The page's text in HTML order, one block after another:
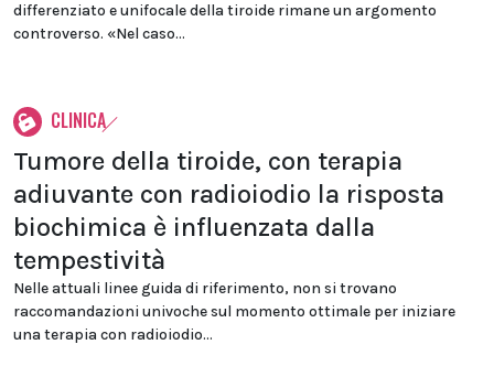
differenziato e unifocale della tiroide rimane un argomento
controverso. «Nel caso...
CLINICA
Tumore della tiroide, con terapia
adiuvante con radioiodio la risposta
biochimica è influenzata dalla
tempestività
Nelle attuali linee guida di riferimento, non si trovano
raccomandazioni univoche sul momento ottimale per iniziare
una terapia con radioiodio...